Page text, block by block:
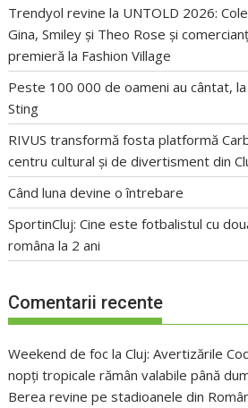
Trendyol revine la UNTOLD 2026:
Gina, Smiley și Theo Rose și
premieră la Fashion Village
Peste 100 000 de oameni au cântat,
Sting
RIVUS transformă fosta platformă
centru cultural și de divertisment din
Când luna devine o întrebare
SportinCluj: Cine este fotbalistul cu
româna la 2 ani
Comentarii recente
Weekend de foc la Cluj: Avertizările
nopți tropicale rămân valabile până
Berea revine pe stadioanele din